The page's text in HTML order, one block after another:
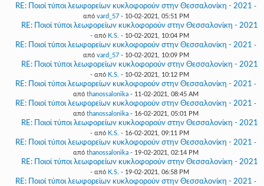
RE: Ποιοί τύποι λεωφορείων κυκλοφορούν στην Θεσσαλονίκη - 2021 -
από vard_57- 10-02-2021, 05:51 PM
RE: Ποιοί τύποι λεωφορείων κυκλοφορούν στην Θεσσαλονίκη - 2021
- από K.S. - 10-02-2021, 10:04 PM
RE: Ποιοί τύποι λεωφορείων κυκλοφορούν στην Θεσσαλονίκη - 2021 -
από vard_57- 10-02-2021, 10:09 PM
RE: Ποιοί τύποι λεωφορείων κυκλοφορούν στην Θεσσαλονίκη - 2021
- από K.S. - 10-02-2021, 10:12 PM
RE: Ποιοί τύποι λεωφορείων κυκλοφορούν στην Θεσσαλονίκη - 2021 -
από thanossalonika - 11-02-2021, 08:45 AM
RE: Ποιοί τύποι λεωφορείων κυκλοφορούν στην Θεσσαλονίκη - 2021 -
από thanossalonika - 16-02-2021, 05:01 PM
RE: Ποιοί τύποι λεωφορείων κυκλοφορούν στην Θεσσαλονίκη - 2021
- από K.S. - 16-02-2021, 09:11 PM
RE: Ποιοί τύποι λεωφορείων κυκλοφορούν στην Θεσσαλονίκη - 2021 -
από thanossalonika - 19-02-2021, 02:14 PM
RE: Ποιοί τύποι λεωφορείων κυκλοφορούν στην Θεσσαλονίκη - 2021
- από K.S. - 19-02-2021, 06:58 PM
RE: Ποιοί τύποι λεωφορείων κυκλοφορούν στην Θεσσαλονίκη - 2021 -